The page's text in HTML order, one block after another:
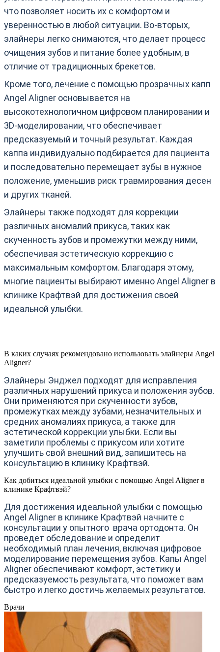
что позволяет носить их с комфортом и
уверенностью в любой ситуации. Во-вторых,
элайнеры легко снимаются, что делает процесс
очищения зубов и питание более удобным, в
отличие от традиционных брекетов.
Кроме того, лечение с помощью прозрачных капп
Angel Aligner основывается на
высокотехнологичном цифровом планировании и
3D-моделировании, что обеспечивает
предсказуемый и точный результат. Каждая
каппа индивидуально подбирается для пациента
и последовательно перемещает зубы в нужное
положение, уменьшив риск травмирования десен
и других тканей.
Элайнеры также подходят для коррекции
различных аномалий прикуса, таких как
скученность зубов и промежутки между ними,
обеспечивая эстетическую коррекцию с
максимальным комфортом. Благодаря этому,
многие пациенты выбирают именно Angel Aligner в
клинике Крафтвэй для достижения своей
идеальной улыбки.
В каких случаях рекомендовано использовать элайнеры Angel
Aligner?
Элайнеры Энджел подходят для исправления
различных нарушений прикуса и положения зубов.
Они применяются при скученности зубов,
промежутках между зубами, незначительных и
средних аномалиях прикуса, а также для
эстетической коррекции улыбки. Если вы
заметили проблемы с прикусом или хотите
улучшить свой внешний вид, запишитесь на
консультацию в клинику Крафтвэй.
Как добиться идеальной улыбки с помощью Angel Aligner в
клинике Крафтвэй?
Для достижения идеальной улыбки с помощью
Angel Aligner в клинике Крафтвэй начните с
консультации у опытного врача ортодонта. Он
проведет обследование и определит
необходимый план лечения, включая цифровое
моделирование перемещения зубов. Капы Angel
Aligner обеспечивают комфорт, эстетику и
предсказуемость результата, что поможет вам
быстро и легко достичь желаемых результатов.
Врачи